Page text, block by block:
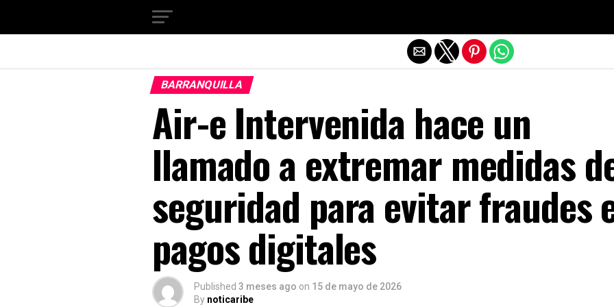
BARRANQUILLA
Air-e Intervenida hace un
llamado a extremar medidas
seguridad para evitar fraudes
pagos digitales
Published 3 meses ago on 15 de mayo de 2026
By noticaribe